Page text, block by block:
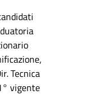
Tecnica
vigente